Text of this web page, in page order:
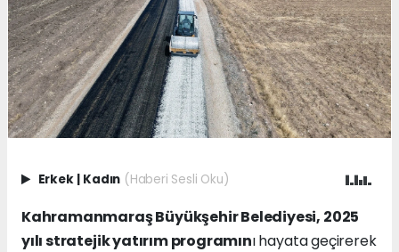
Erkek | Kadın (Haberi Sesli Oku)
Kahramanmaraş Büyükşehir Belediyesi, 2025
yılı stratejik yatırım programını hayata geçirerek